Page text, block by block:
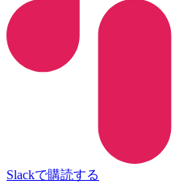
Slackで購読する